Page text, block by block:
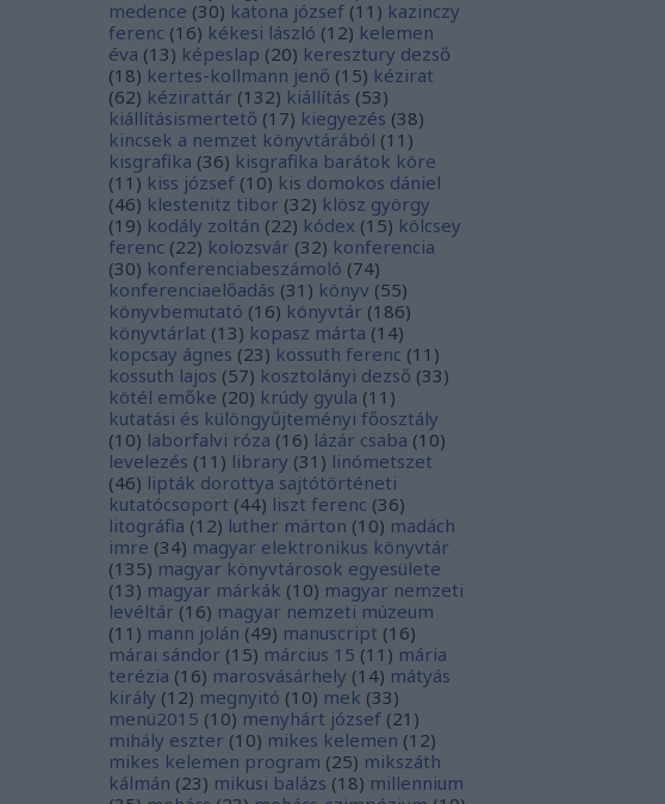
medence (30) katona józsef (11 ) kazinczy
ferenc (16) kékesi lászló (12) kelemen
éva (13) képeslap (20) keresztury dezső
(18) kertes-kollmann jenő (15) kézirat
(62) kézirattár (132) kiállítás (53)
kiállításismertető (17) kiegyezés (38)
kincsek a nemzet könyvtárából (11 )
kisgrafika (36) kisgrafika barátok köre
(11 ) kiss józsef (10) kis domokos dániel
(46) klestenitz tibor (32) klösz györgy
(19) kodály zoltán (22) kódex (15) kölcsey
ferenc (22) kolozsvár (32) konferencia
(30) konferenciabeszámoló (74)
konferenciaelőadás (31 ) könyv (55)
könyvbemutató (16) könyvtár (186)
könyvtárlat (13) kopasz márta (14)
kopcsay ágnes (23) kossuth ferenc (11 )
kossuth lajos (57) kosztolányi dezső (33)
kötél emőke (20) krúdy gyula (11 )
kutatási és különgyűjteményi főosztály
(10) laborfalvi róza (16) lázár csaba (10)
levelezés (11 ) library (31 ) linómetszet
(46) lipták dorottya sajtótörténeti
kutatócsoport (44) liszt ferenc (36)
litográfia (12) luther márton (10) madách
imre (34) magyar elektronikus könyvtár
(135) magyar könyvtárosok egyesülete
(13) magyar márkák (10) magyar nemzeti
levéltár (16) magyar nemzeti múzeum
(11 ) mann jolán (49) manuscript (16)
márai sándor (15) március 15 (11 ) mária
terézia (16) marosvásárhely (14) mátyás
király (12) megnyitó (10) mek (33)
menü2015 (10) menyhárt józsef (21 )
mihály eszter (10) mikes kelemen (12)
mikes kelemen program (25) mikszáth
kálmán (23) mikusi balázs (18) millennium